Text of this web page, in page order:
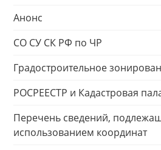
Анонс
СО СУ СК РФ по ЧР
Градостроительное
РОСРЕЕСТР и Кадастровая
Перечень сведений,
использованием координат